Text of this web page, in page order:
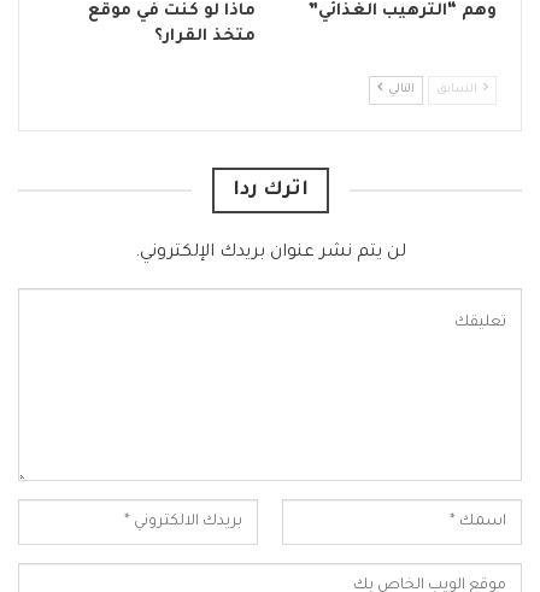
وهم “الترهيب الغذائي”
ماذا لو كنت في موقع
متخذ القرار؟
السابق التالي
اترك ردا
لن يتم نشر عنوان بريدك الإلكتروني.